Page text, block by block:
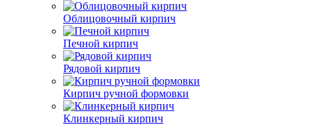
Облицовочный кирпич
Печной кирпич
Рядовой кирпич
Кирпич ручной формовки
Клинкерный кирпич